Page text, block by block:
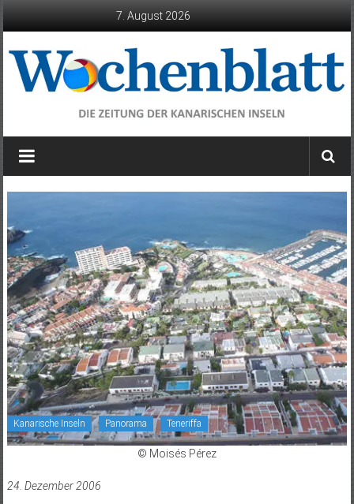
7. August 2026
Wochenblatt
die
Inseln
Kanarische Inseln Panorama Teneriffa
© Moisés Pérez
24. Dezember 2006